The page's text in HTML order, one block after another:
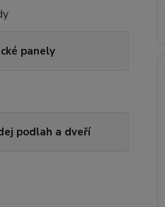
panely
podlah a dveří